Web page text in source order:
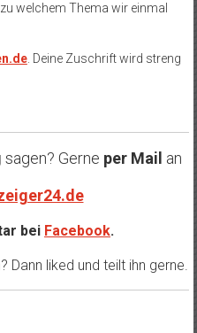
welchem Thema wir einmal
. Deine Zuschrift wird streng
sagen? Gerne per Mail an
bei Facebook.
Dann liked und teilt ihn gerne.